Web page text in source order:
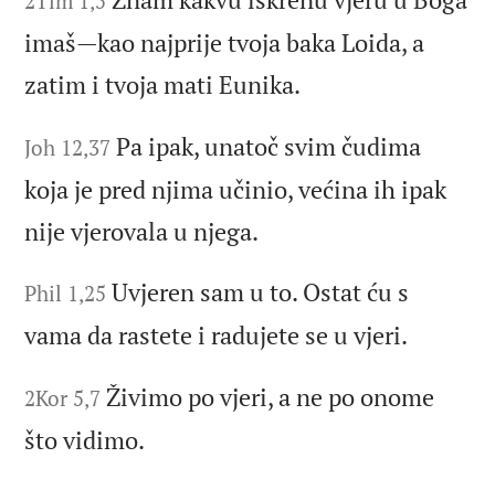
imaš—kao najprije tvoja baka Loida, a
zatim i tvoja mati Eunika.
Joh 12,37 Pa ipak, unatoč svim čudima
koja je pred njima učinio, većina ih ipak
nije vjerovala u njega.
Phil 1,25 Uvjeren sam u to. Ostat ću s
vama da rastete i radujete se u vjeri.
2Kor 5,7 Živimo po vjeri, a ne po onome
što vidimo.